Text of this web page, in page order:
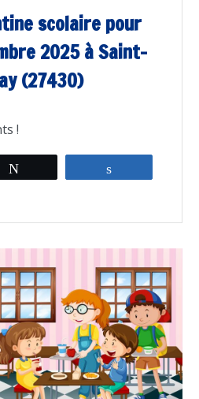
scolaire pour
2025 à Saint-
(27430)
!